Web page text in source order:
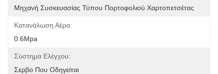
Μηχανή Συσκευασίας Τύπου Πορτοφολιού Χαρτοπετσέτας
Κατανάλωση Αέρα:
0.6Mpa
Σύστημα Ελέγχου:
Σερβο Που Οδηγείται